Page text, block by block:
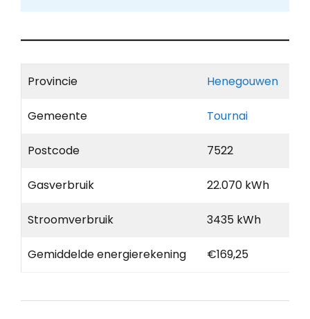
Provincie Henegouwen
Gemeente Tournai
Postcode 7522
Gasverbruik 22.070 kWh
Stroomverbruik 3435 kWh
Gemiddelde energierekening €169,25